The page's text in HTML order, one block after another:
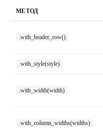
МЕТОД
.with_header_row()
.with_style(style)
.with_width(width)
.with_column_widths(widths)